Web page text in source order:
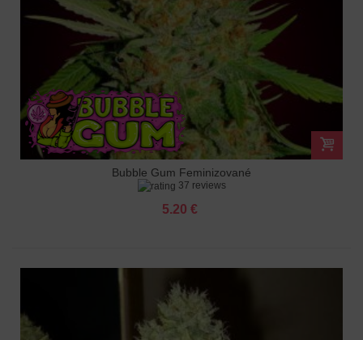
Bubble Gum Feminizované
37 reviews
5.20 €